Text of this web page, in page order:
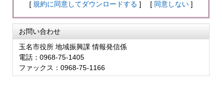
[ 規約に同意してダウンロードする ] [ 同意しない ]
お問い合わせ
玉名市役所 地域振興課 情報発信係
電話：0968-75-1405
ファックス：0968-75-1166